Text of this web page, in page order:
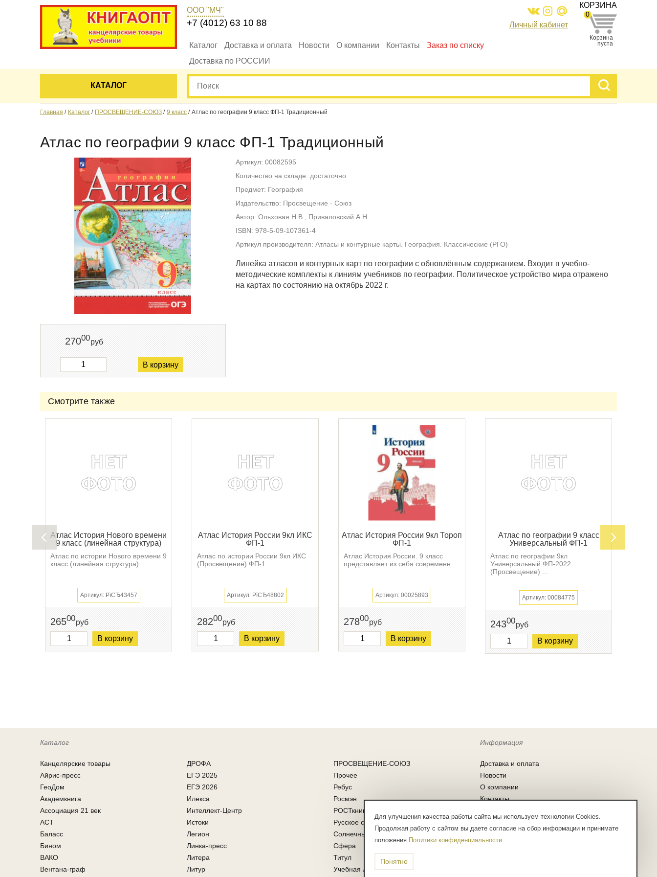
ООО "МЧ"
+7 (4012) 63 10 88 Личный кабинет
Каталог Доставка и оплата Новости О компании Контакты
Заказ по списку
Доставка по РОССИИ
КОРЗИНА
Корзина
пуста
0
КАТАЛОГ
Главная Каталог ПРОСВЕЩЕНИЕ-СОЮЗ 9 класс Атлас по географии 9 класс ФП-1 Традиционный
Атлас по географии 9 класс ФП-1 Традиционный
27000руб
В корзину
Артикул: 00082595
Количество на складе: достаточно
Предмет: География
Издательство: Просвещение - Союз
Автор: Ольховая Н.В., Приваловский А.Н.
ISBN: 978-5-09-107361-4
Артикул производителя: Атласы и контурные карты. География. Классические (РГО)
Линейка атласов и контурных карт по географии с обновлённым содержанием. Входит в учебно-
методические комплекты к линиям учебников по географии. Политическое устройство мира отражено
на картах по состоянию на октябрь 2022 г.
Смотрите также
Атлас История Нового времени
9 класс (линейная структура)
Атлас по истории Нового времени 9
класс (линейная структура) ...
Артикул: РїСЂ43457
26500руб
В корзину
Атлас История России 9кл ИКС
ФП-1
Атлас по истории России 9кл ИКС
(Просвещение) ФП-1 ...
Артикул: РїСЂ48802
28200руб
В корзину
Атлас История России 9кл Тороп
ФП-1
Атлас История России. 9 класс
представляет из себя современн ...
Артикул: 00025893
27800руб
В корзину
Атлас по географии 9 класс
Универсальный ФП-1
Атлас по географии 9кл
Универсальный ФП-2022
(Просвещение) ...
Артикул: 00084775
24300руб
В корзину
Каталог
Канцелярcкие товары
Айрис-пресс
ГеоДом
Академкнига
Ассоциация 21 век
АСТ
Баласс
Бином
ВАКО
Вентана-граф
ДРОФА
ЕГЭ 2025
ЕГЭ 2026
Илекса
Интеллект-Центр
Истоки
Легион
Линка-пресс
Литера
Литур
ПРОСВЕЩЕНИЕ-СОЮЗ
Прочее
Ребус
Росмэн
РОСТкнига
Русское слово
Солнечные ступени
Сфера
Титул
Учебная литература ФГОС
Информация
Доставка и оплата
Новости
О компании
Контакты
Для улучшения качества работы сайта мы используем технологии Cookies.
Продолжая работу с сайтом вы даете согласие на сбор информации и принимате
положения Политики конфиденциальности.
Понятно